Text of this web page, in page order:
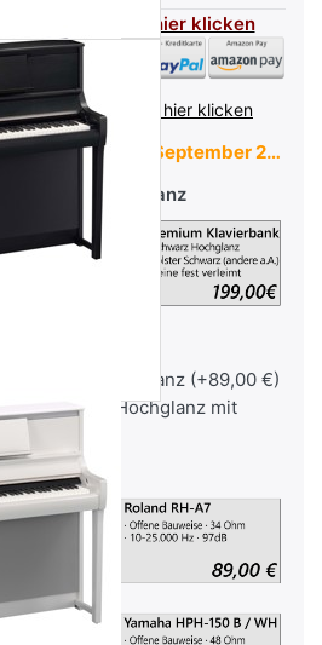
- für mehr Infos hier klicken
zu Versandkosten - hier klicken
Wareneingang September 2026
Schwarz Hochglanz
Schwarz Hochglanz (+89,00 €)
Schwarz Hochglanz mit
€)